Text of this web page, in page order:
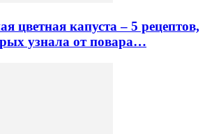
цветная капуста – 5 рецептов,
узнала от повара…